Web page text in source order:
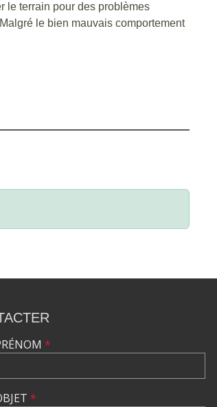
le terrain pour des problèmes
le bien mauvais comportement
*
*